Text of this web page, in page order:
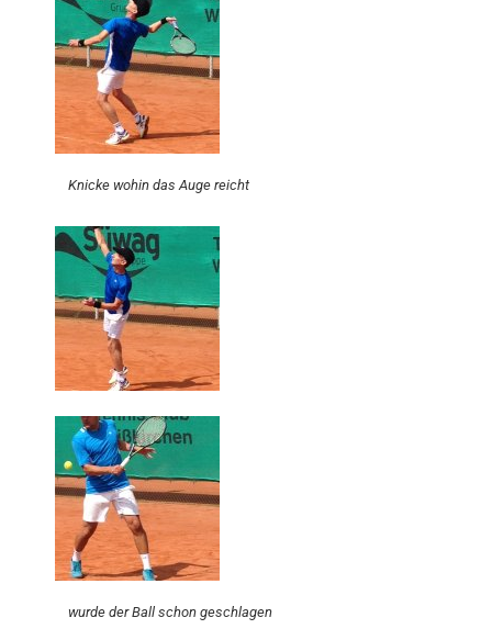
Knicke wohin das Auge reicht
wurde der Ball schon geschlagen